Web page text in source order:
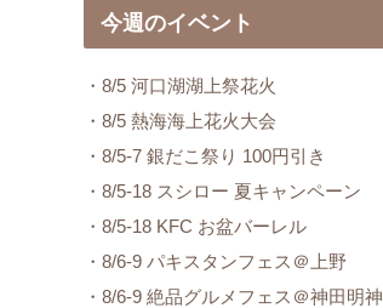
今週のイベント
・8/5 河口湖湖上祭花火
・8/5 熱海海上花火大会
・8/5-7 銀だこ祭り 100円引き
・8/5-18 スシロー 夏キャンペーン
・8/5-18 KFC お盆バーレル
・8/6-9 パキスタンフェス＠上野
・8/6-9 絶品グルメフェス＠神田明神